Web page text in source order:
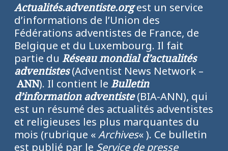
Actualités.adventiste.orgest un service
d’informations de l’Union des
Fédérations adventistes de France, de
Belgique et du Luxembourg. Il fait
partie du Réseau mondial d’actualités
adventistes(Adventist News Network –
ANN). Il contient le Bulletin
d’information adventiste(BIA-ANN), qui
est un résumé des actualités adventistes
et religieuses les plus marquantes du
mois (rubrique «Archives« ). Ce bulletin
est publié par le Service de presse